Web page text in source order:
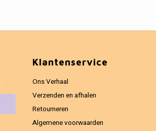
Klantenservice
Ons Verhaal
Verzenden en afhalen
Retourneren
Algemene voorwaarden